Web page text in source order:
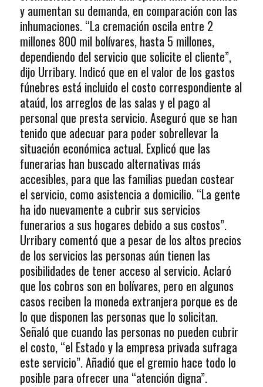
y aumentan su demanda, en comparación con las
inhumaciones. “La cremación oscila entre 2
millones 800 mil bolívares, hasta 5 millones,
dependiendo del servicio que solicite el cliente”,
dijo Urribary. Indicó que en el valor de los gastos
fúnebres está incluido el costo correspondiente al
ataúd, los arreglos de las salas y el pago al
personal que presta servicio. Aseguró que se han
tenido que adecuar para poder sobrellevar la
situación económica actual. Explicó que las
funerarias han buscado alternativas más
accesibles, para que las familias puedan costear
el servicio, como asistencia a domicilio. “La gente
ha ido nuevamente a cubrir sus servicios
funerarios a sus hogares debido a sus costos”.
Urribary comentó que a pesar de los altos precios
de los servicios las personas aún tienen las
posibilidades de tener acceso al servicio. Aclaró
que los cobros son en bolívares, pero en algunos
casos reciben la moneda extranjera porque es de
lo que disponen las personas que lo solicitan.
Señaló que cuando las personas no pueden cubrir
el costo, “el Estado y la empresa privada sufraga
este servicio”. Añadió que el gremio hace todo lo
posible para ofrecer una “atención digna”.